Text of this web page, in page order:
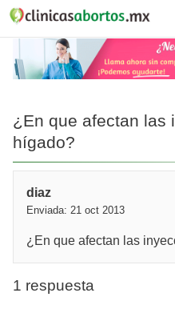
¿En que afectan las
hígado?
diaz
Enviada: 21 oct 2013
¿En que afectan las
1 respuesta